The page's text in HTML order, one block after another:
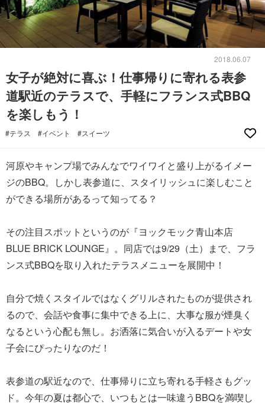
2018.06.07
女子が絶対に喜ぶ！仕事帰りに寄れる表参
道駅近のテラスで、手軽にフランス式BBQ
を楽しもう！
#テラス #イベント #スイーツ
河原やキャンプ場でみんなでワイワイと盛り上がるイメー
ジのBBQ。しかし表参道に、スタイリッシュに楽しむこと
ができる場所があるって知ってる？
その注目スポットというのが『ヨックモック青山本店
BLUE BRICK LOUNGE』。同店では9/29（土）まで、フラ
ンス式BBQを取り入れたテラスメニューを展開中！
自分で焼くスタイルではなくグリルされたものが提供され
るので、会話や食事に集中できる上に、大事な服が煙臭く
なるという心配も無し。お洒落に気合いが入るデートや女
子会にぴったりなのだ！
表参道の駅近なので、仕事帰りに立ち寄れる手軽さもグッ
ド。今年の夏は都心で、いつもとは一味違うBBQを満喫し